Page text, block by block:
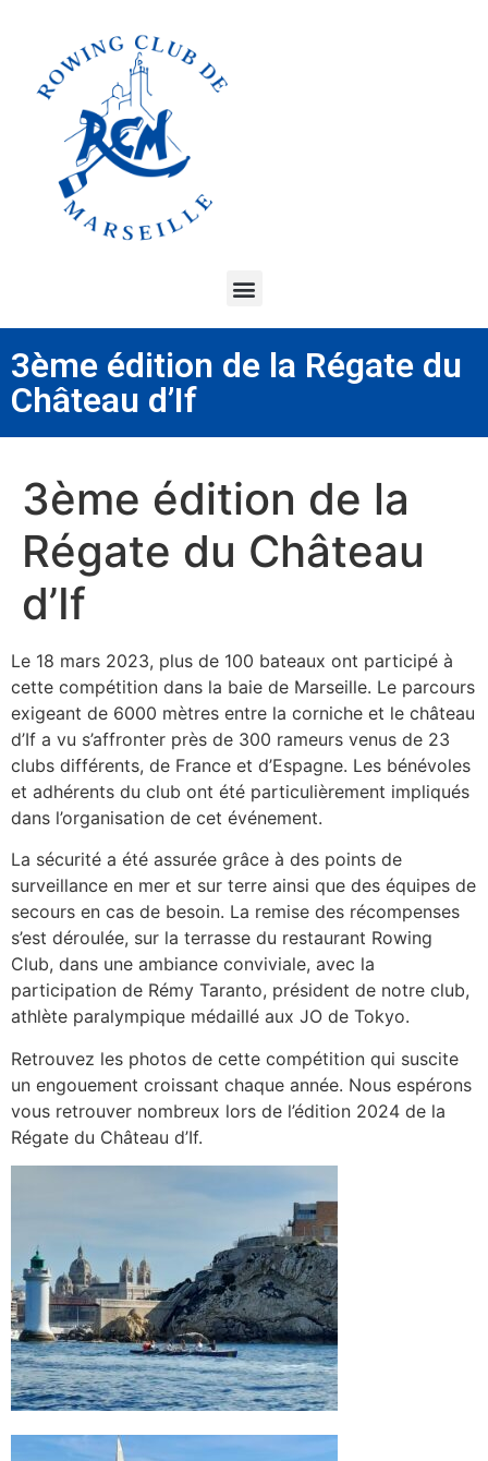
3ème édition de la Régate du
Château d’If
3ème édition de la
Régate du Château
d’If
Le 18 mars 2023, plus de 100 bateaux ont participé à
cette compétition dans la baie de Marseille. Le parcours
exigeant de 6000 mètres entre la corniche et le château
d’If a vu s’affronter près de 300 rameurs venus de 23
clubs différents, de France et d’Espagne. Les bénévoles
et adhérents du club ont été particulièrement impliqués
dans l’organisation de cet événement.
La sécurité a été assurée grâce à des points de
surveillance en mer et sur terre ainsi que des équipes de
secours en cas de besoin. La remise des récompenses
s’est déroulée, sur la terrasse du restaurant Rowing
Club, dans une ambiance conviviale, avec la
participation de Rémy Taranto, président de notre club,
athlète paralympique médaillé aux JO de Tokyo.
Retrouvez les photos de cette compétition qui suscite
un engouement croissant chaque année. Nous espérons
vous retrouver nombreux lors de l’édition 2024 de la
Régate du Château d’If.